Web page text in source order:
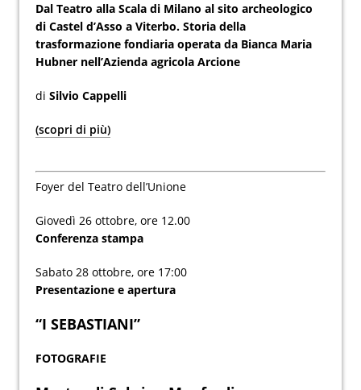
Dal Teatro alla Scala di Milano al sito archeologico
di Castel d’Asso a Viterbo. Storia della
trasformazione fondiaria operata da Bianca Maria
Hubner nell’Azienda agricola Arcione
di Silvio Cappelli
(scopri di più)
Foyer del Teatro dell’Unione
Giovedì 26 ottobre, ore 12.00
Conferenza stampa
Sabato 28 ottobre, ore 17:00
Presentazione e apertura
“I SEBASTIANI”
FOTOGRAFIE